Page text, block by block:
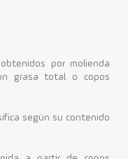
por molienda
grasa total o copos
según su contenido